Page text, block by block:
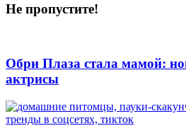
Не пропустите!
Обри Плаза стала мамой:
актрисы